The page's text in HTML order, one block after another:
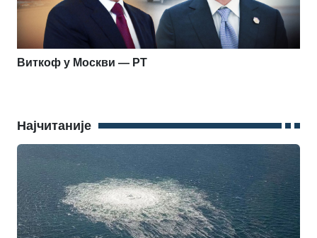
Виткоф у Москви — РТ
Најчитаније